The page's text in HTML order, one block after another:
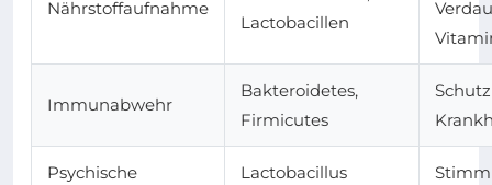
Nährstoffaufnahme
Lactobacillen
Immunabwehr
Bakteroidetes,
Firmicutes
Psychische
Lactobacillus